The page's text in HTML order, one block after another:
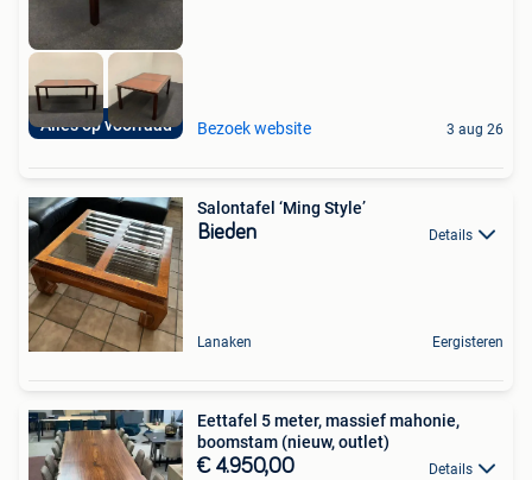
Alles op voorraad Bezoek website 3 aug 26
Salontafel ‘Ming Style’
Bieden Details
Lanaken Eergisteren
Eettafel 5 meter, massief mahonie,
boomstam (nieuw, outlet)
€ 4.950,00 Details